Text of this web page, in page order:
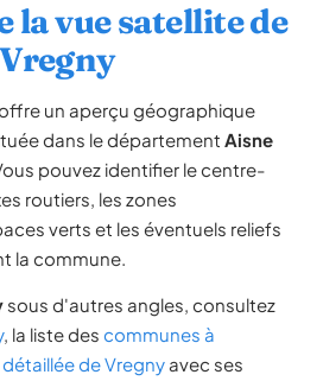
la vue satellite de
Vregny
un aperçu géographique
dans le département Aisne
pouvez identifier le centre-
routiers, les zones
verts et les éventuels reliefs
la commune.
sous d'autres angles, consultez
, la liste des communes à
de Vregny avec ses